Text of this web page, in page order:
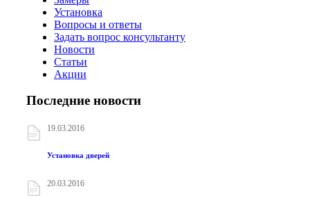
Установка
Вопросы и ответы
Задать вопрос консультанту
Новости
Статьи
Акции
Последние новости
19.03.2016
Установка дверей
20.03.2016